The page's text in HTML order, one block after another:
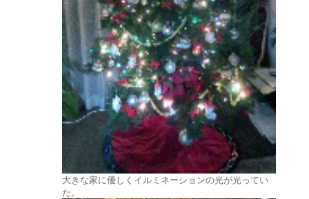
大きな家に優しくイルミネーションの光が光ってい
た。